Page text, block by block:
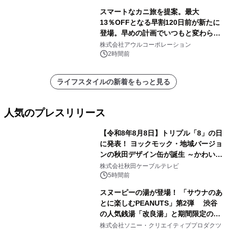
スマートなカニ旅を提案。最大
13％OFFとなる早割120日前が新たに
登場。早めの計画でいつもと変わらぬ
大人の冬旅を。ー夕日ヶ浦温泉「佳松
苑 別邸ふうか」ー
株式会社アウルコーポレーション
2時間前
ライフスタイルの新着をもっと見る
人気のプレスリリース
【令和8年8月8日】トリプル「8」の日
に発表！ ヨックモック・地域バージョ
ンの秋田デザイン缶が誕生 ～かわいい
秋田犬の子犬と秋田の四季と名所を巡
るパッケージ～ 9月1日(火)秋田県内で
株式会社秋田ケーブルテレビ
5時間前
スヌーピーの湯が登場！ 「サウナのあ
とに楽しむPEANUTS」第2弾 渋谷
の人気銭湯「改良湯」と期間限定のコ
ラボレーション サウナイキタイコラ
株式会社ソニー・クリエイティブプロダクツ